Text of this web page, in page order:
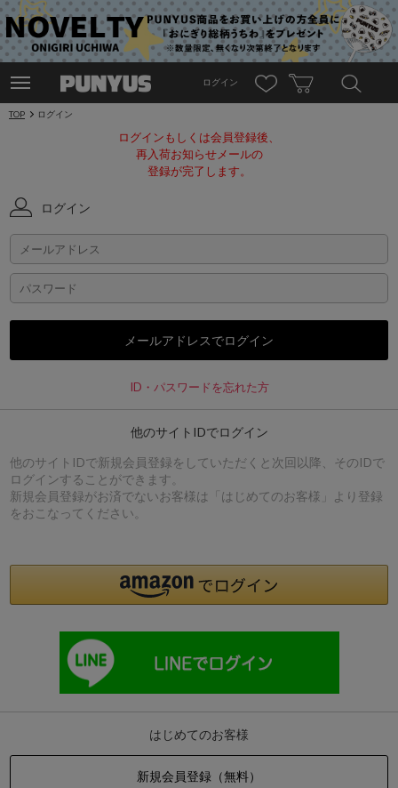
ログイン
TOP ログイン
ログインもしくは会員登録後、
再入荷お知らせメールの
登録が完了します。
ログイン
ID・パスワードを忘れた方
他のサイトIDでログイン
他のサイトIDで新規会員登録をしていただくと次回以降、そのIDで
ログインすることができます。
新規会員登録がお済でないお客様は「はじめてのお客様」より登録
をおこなってください。
はじめてのお客様